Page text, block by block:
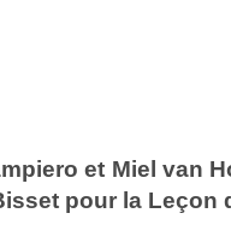
et Miel van
pour la Leçon